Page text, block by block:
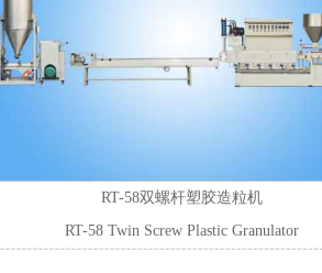
RT-58双螺杆塑胶造粒机
RT-58 Twin Screw Plastic Granulator